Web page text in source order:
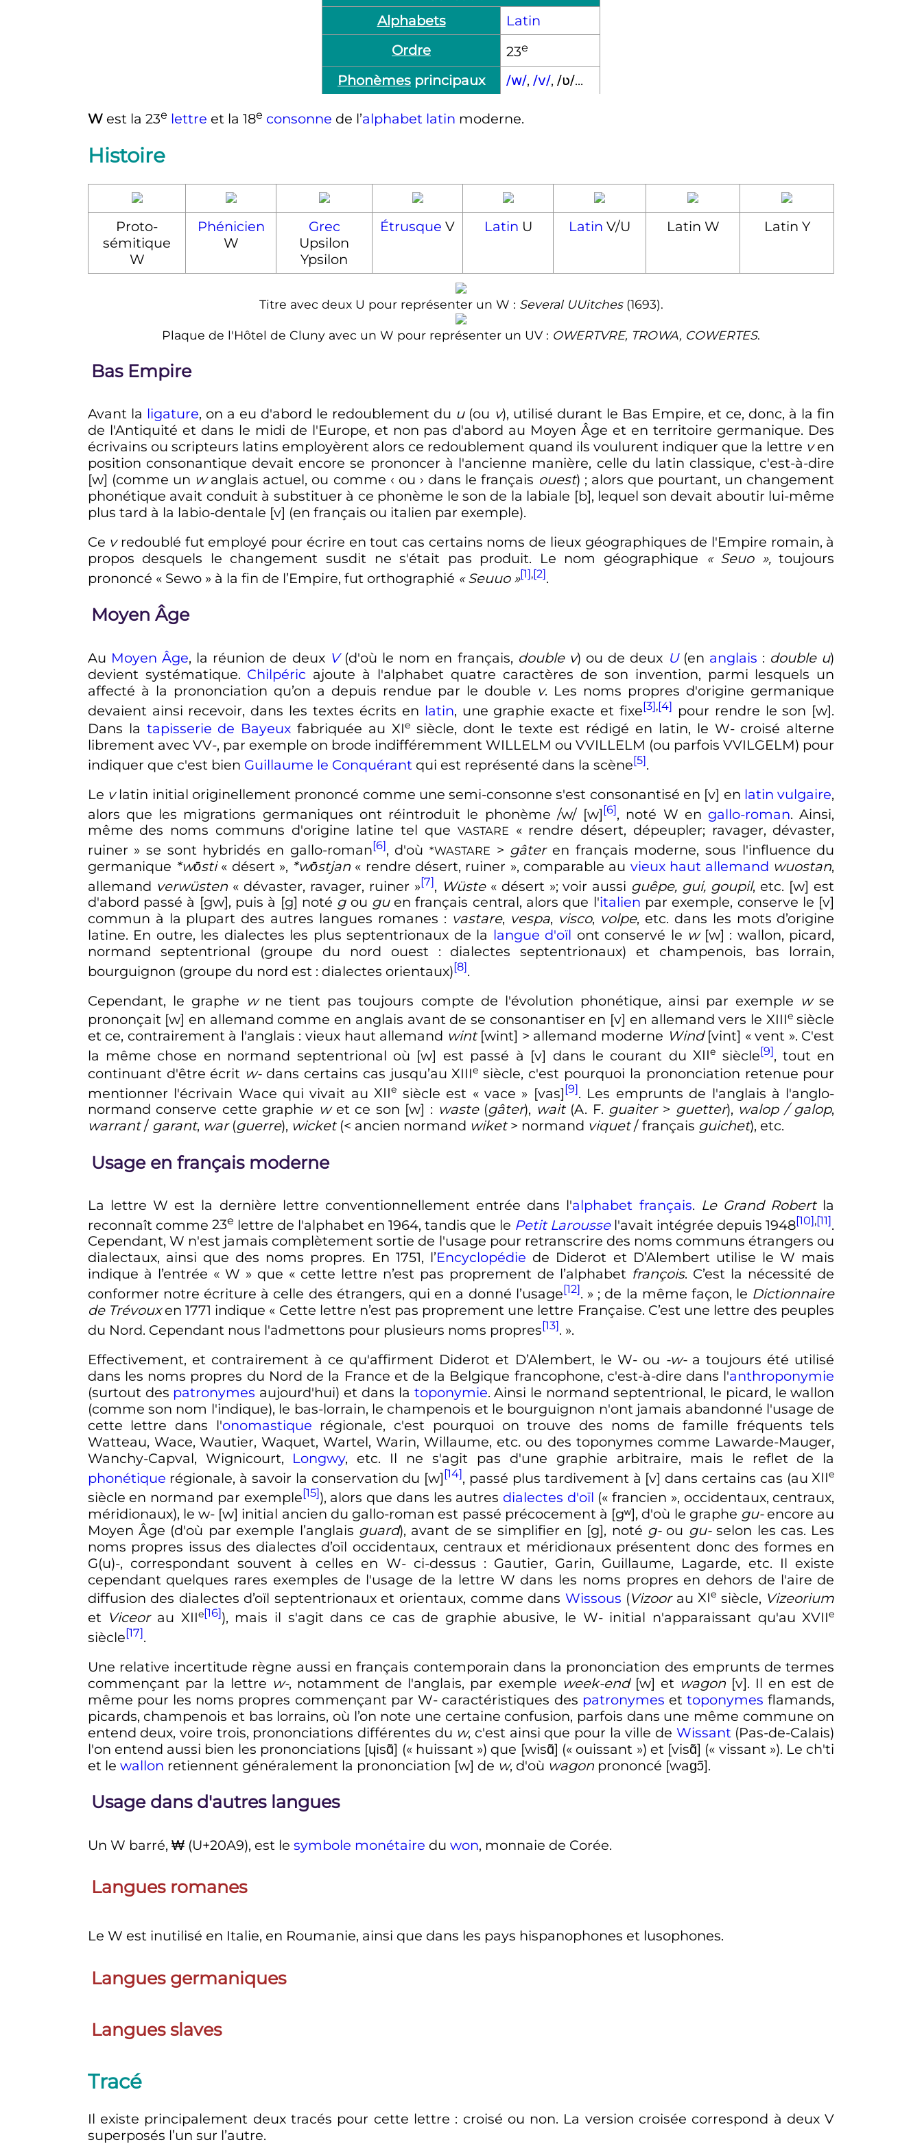
Alphabets
Latin
Ordre
23e
Phonèmes principaux /w/, /v/, /ʋ/...
West la 23e lettre et la 18e consonne de l’alphabet latin moderne.
Histoire
Proto-
sémitique
W
Phénicien
W
Grec
Upsilon
Ypsilon
Étrusque V Latin U Latin V/U Latin W Latin Y
Titre avec deux U pour représenter un W : Several UUitches(1693).
Plaque de l'Hôtel de Cluny avec un W pour représenter un UV : OWERTVRE, TROWA, COWERTES.
Bas Empire
Avant la ligature, on a eu d'abord le redoublement du u(ou v), utilisé durant le Bas Empire, et ce, donc, à la fin
de l'Antiquité et dans le midi de l'Europe, et non pas d'abord au Moyen Âge et en territoire germanique. Des
écrivains ou scripteurs latins employèrent alors ce redoublement quand ils voulurent indiquer que la lettre ven
position consonantique devait encore se prononcer à l'ancienne manière, celle du latin classique, c'est-à-dire
[w] (comme un wanglais actuel, ou comme ‹ ou › dans le français ouest) ; alors que pourtant, un changement
phonétique avait conduit à substituer à ce phonème le son de la labiale [b], lequel son devait aboutir lui-même
plus tard à la labio-dentale [v] (en français ou italien par exemple).
Ce vredoublé fut employé pour écrire en tout cas certains noms de lieux géographiques de l'Empire romain, à
propos desquels le changement susdit ne s'était pas produit. Le nom géographique « Seuo »,toujours
prononcé « Sewo » à la fin de l’Empire, fut orthographié « Seuuo »[1],[2].
Moyen Âge
Au Moyen Âge, la réunion de deux V(d'où le nom en français, double v) ou de deux U(en anglais : double u)
devient systématique. Chilpéric ajoute à l'alphabet quatre caractères de son invention, parmi lesquels un
affecté à la prononciation qu’on a depuis rendue par le double v. Les noms propres d'origine germanique
devaient ainsi recevoir, dans les textes écrits en latin, une graphie exacte et fixe[3],[4] pour rendre le son [w].
Dans la tapisserie de Bayeux fabriquée au XIe siècle, dont le texte est rédigé en latin, le W- croisé alterne
librement avec VV-, par exemple on brode indifféremment WILLELM ou VVILLELM (ou parfois VVILGELM) pour
indiquer que c'est bien Guillaume le Conquérant qui est représenté dans la scène[5].
Le vlatin initial originellement prononcé comme une semi-consonne s'est consonantisé en [v] en latin vulgaire,
alors que les migrations germaniques ont réintroduit le phonème /w/ [w][6], noté W en gallo-roman. Ainsi,
même des noms communs d'origine latine tel que VASTARE « rendre désert, dépeupler; ravager, dévaster,
ruiner » se sont hybridés en gallo-roman[6], d'où*WASTARE > gâteren français moderne, sous l'influence du
germanique *wōsti« désert », *wōstjan « rendre désert, ruiner », comparable au vieux haut allemand wuostan,
allemand verwüsten« dévaster, ravager, ruiner »[7], Wüste« désert »; voir aussi guêpe, gui, goupil, etc. [w] est
d'abord passé à [gw], puis à [g] noté gou guen français central, alors que l'italien par exemple, conserve le [v]
commun à la plupart des autres langues romanes : vastare, vespa, visco, volpe, etc. dans les mots d’origine
latine. En outre, les dialectes les plus septentrionaux de la langue d'oïl ont conservé le w[w] : wallon, picard,
normand septentrional (groupe du nord ouest
: dialectes septentrionaux) et champenois, bas lorrain,
bourguignon (groupe du nord est : dialectes orientaux)[8].
Cependant, le graphe wne tient pas toujours compte de l'évolution phonétique, ainsi par exemple wse
prononçait [w] en allemand comme en anglais avant de se consonantiser en [v] en allemand vers le XIIIe siècle
et ce, contrairement à l'anglais : vieux haut allemand wint[wint] > allemand moderne Wind[vint] « vent ». C'est
la même chose en normand septentrional où [w] est passé à [v] dans le courant duXIIe siècle[9], tout en
continuant d'être écrit w-dans certains cas jusqu’au XIIIe siècle, c'est pourquoi la prononciation retenue pour
mentionner l'écrivain Wace qui vivait auXIIe siècle est « vace » [vas][9]. Les emprunts de l'anglais à l'anglo-
normand conserve cette graphie wet ce son [w] : waste(gâter), wait(A. F. guaiter> guetter), walop / galop,
warrant/ garant, war(guerre), wicket(< ancien normand wiket> normand viquet/ français guichet), etc.
Usage en français moderne
La lettre W est la dernière lettre conventionnellement entrée dans l'alphabet français. Le Grand Robertla
reconnaît comme 23e lettre de l'alphabet en 1964, tandis que le Petit Laroussel'avait intégrée depuis 1948[10],[11].
Cependant, W n'est jamais complètement sortie de l'usage pour retranscrire des noms communs étrangers ou
dialectaux, ainsi que des noms propres. En 1751, l’Encyclopédie de Diderot et D’Alembert utilise le W mais
indique à l’entrée « W » que « cette lettre n’est pas proprement de l’alphabet françois. C’est la nécessité de
conformer notre écriture à celle des étrangers, qui en a donné l’usage[12]. » ; de la même façon, le Dictionnaire
de Trévouxen 1771 indique « Cette lettre n’est pas proprement une lettre Française. C’est une lettre des peuples
du Nord. Cependant nous l'admettons pour plusieurs noms propres[13]. ».
Effectivement, et contrairement à ce qu'affirment Diderot et D’Alembert, le W- ou -w-a toujours été utilisé
dans les noms propres du Nord de la France et de la Belgique francophone, c'est-à-dire dans l'anthroponymie
(surtout des patronymes aujourd'hui) et dans la toponymie. Ainsi le normand septentrional, le picard, le wallon
(comme son nom l'indique), le bas-lorrain, le champenois et le bourguignon n'ont jamais abandonné l'usage de
cette lettre dans l'onomastique régionale, c'est pourquoi on trouve des noms de famille fréquents tels
Watteau, Wace, Wautier, Waquet, Wartel, Warin, Willaume, etc. ou des toponymes comme Lawarde-Mauger,
Wanchy-Capval, Wignicourt, Longwy, etc. Il ne s'agit pas d'une graphie arbitraire, mais le reflet de la
phonétique régionale, à savoir la conservation du [w][14], passé plus tardivement à [v] dans certains cas (auXIIe
siècle en normand par exemple[15]), alors que dans les autres dialectes d'oïl (« francien », occidentaux, centraux,
méridionaux), le w- [w] initial ancien du gallo-roman est passé précocement à [gʷ], d'où le graphe gu-encore au
Moyen Âge (d'où par exemple l’anglais guard), avant de se simplifier en [g], noté g-ou gu-selon les cas. Les
noms propres issus des dialectes d’oïl occidentaux, centraux et méridionaux présentent donc des formes en
G(u)-, correspondant souvent à celles en W- ci-dessus : Gautier, Garin, Guillaume, Lagarde, etc. Il existe
cependant quelques rares exemples de l'usage de la lettre W dans les noms propres en dehors de l'aire de
diffusion des dialectes d’oïl septentrionaux et orientaux, comme dans Wissous (VizoorauXIe siècle, Vizeorium
et Viceorau XIIe[16]), mais il s'agit dans ce cas de graphie abusive, le W- initial n'apparaissant qu'auXVIIe
siècle[17].
Une relative incertitude règne aussi en français contemporain dans la prononciation des emprunts de termes
commençant par la lettre w-, notamment de l'anglais, par exemple week-end[w] et wagon[v]. Il en est de
même pour les noms propres commençant par W- caractéristiques des patronymes ettoponymes flamands,
picards, champenois et bas lorrains, où l’on note une certaine confusion, parfois dans une même commune on
entend deux, voire trois, prononciations différentes du w, c'est ainsi que pour la ville de Wissant(Pas-de-Calais)
l'on entend aussi bien les prononciations [ɥisɑ̃] (« huissant ») que [wisɑ̃] (« ouissant ») et [visɑ̃] (« vissant »). Le ch'ti
et le wallon retiennent généralement la prononciation [w] de w, d'où wagonprononcé [waɡɔ̃].
Usage dans d'autres langues
Un W barré, ₩ (U+20A9), est le symbole monétaire du won, monnaie de Corée.
Langues romanes
Le W est inutilisé en Italie, en Roumanie, ainsi que dans les pays hispanophones et lusophones.
Langues germaniques
Langues slaves
Tracé
Il existe principalement deux tracés pour cette lettre : croisé ou non. La version croisée correspond à deux V
superposés l’un sur l’autre.